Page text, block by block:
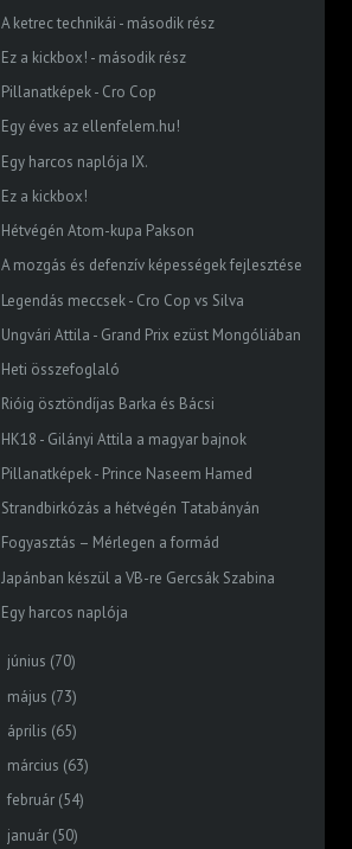
A ketrec technikái - második rész
Ez a kickbox! - második rész
Pillanatképek - Cro Cop
Egy éves az ellenfelem.hu!
Egy harcos naplója IX.
Ez a kickbox!
Hétvégén Atom-kupa Pakson
A mozgás és defenzív képességek fejlesztése
Legendás meccsek - Cro Cop vs Silva
Ungvári Attila - Grand Prix ezüst Mongóliában
Heti összefoglaló
Rióig ösztöndíjas Barka és Bácsi
HK18 - Gilányi Attila a magyar bajnok
Pillanatképek - Prince Naseem Hamed
Strandbirkózás a hétvégén Tatabányán
Fogyasztás – Mérlegen a formád
Japánban készül a VB-re Gercsák Szabina
Egy harcos naplója
június (70)
május (73)
április (65)
március (63)
február (54)
január (50)